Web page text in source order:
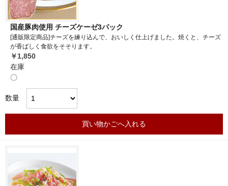
国産豚肉使用 チーズケーゼ3パック
[通販限定商品]チーズを練り込んで、おいしく仕上げました。焼くと、チーズ
が香ばしく食欲をそそります。
￥1,850
在庫
〇
数量
買い物かごへ入れる